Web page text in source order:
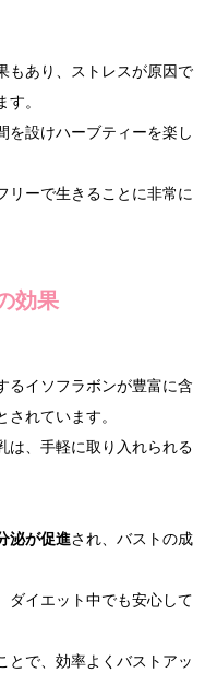
もあり、ストレスが原因で
。
を設けハーブティーを楽し
リーで生きることに非常に
効果
るイソフラボンが豊富に含
れています。
は、手軽に取り入れられる
泌が促進され、バストの成
ダイエット中でも安心して
とで、効率よくバストアッ